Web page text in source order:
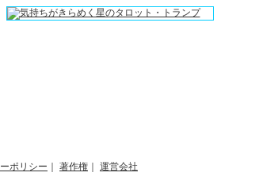
ポリシー 著作権
運営会社